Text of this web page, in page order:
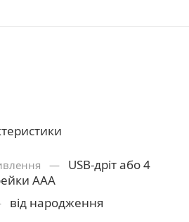
— USB-дріт або 4
ААА
від народження